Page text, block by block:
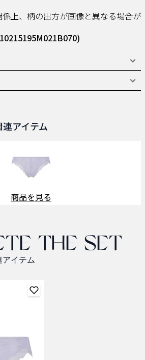
上、柄の出方が画像と異なる場合が
アイテム
商品を見る
the set
アイテム